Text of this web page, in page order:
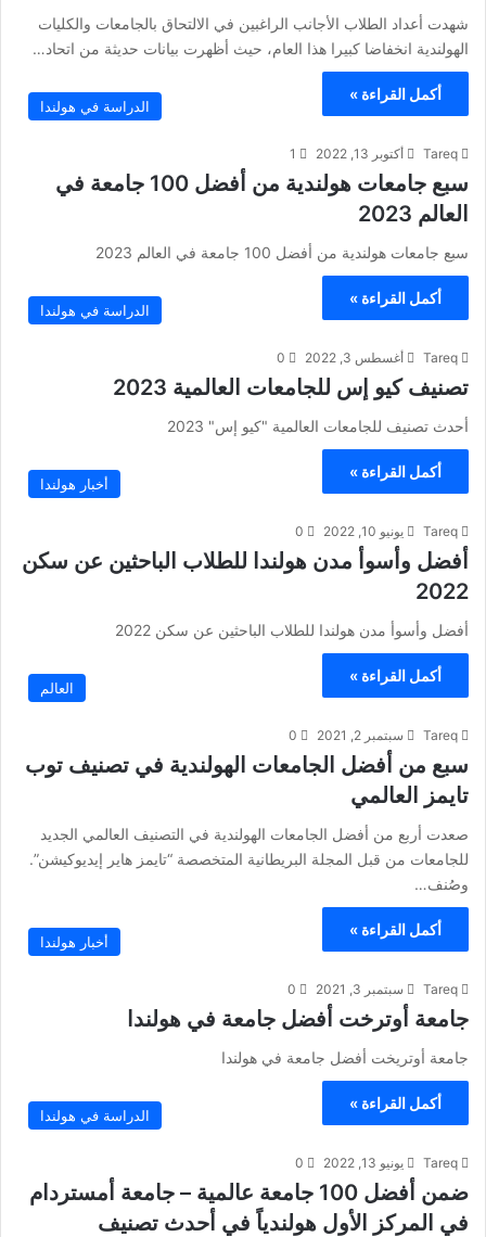
شهدت أعداد الطلاب الأجانب الراغبين في الالتحاق بالجامعات والكليات
الهولندية انخفاضا كبيرا هذا العام، حيث أظهرت بيانات حديثة من اتحاد…
أكمل القراءة »
الدراسة في هولندا
Tareq أكتوبر 13, 2022 1
سبع جامعات هولندية من أفضل 100 جامعة في
العالم 2023
سبع جامعات هولندية من أفضل 100 جامعة في العالم 2023
أكمل القراءة »
الدراسة في هولندا
Tareq أغسطس 3, 2022 0
تصنيف كيو إس للجامعات العالمية 2023
أحدث تصنيف للجامعات العالمية "كيو إس" 2023
أكمل القراءة »
أخبار هولندا
Tareq يونيو 10, 2022 0
أفضل وأسوأ مدن هولندا للطلاب الباحثين عن سكن
2022
أفضل وأسوأ مدن هولندا للطلاب الباحثين عن سكن 2022
أكمل القراءة »
العالم
Tareq سبتمبر 2, 2021 0
سبع من أفضل الجامعات الهولندية في تصنيف توب
تايمز العالمي
صعدت أربع من أفضل الجامعات الهولندية في التصنيف العالمي الجديد
للجامعات من قبل المجلة البريطانية المتخصصة “تايمز هاير إيديوكيشن”.
وصُنف…
أكمل القراءة »
أخبار هولندا
Tareq سبتمبر 3, 2021 0
جامعة أوترخت أفضل جامعة في هولندا
جامعة أوتريخت أفضل جامعة في هولندا
أكمل القراءة »
الدراسة في هولندا
Tareq يونيو 13, 2022 0
ضمن أفضل 100 جامعة عالمية – جامعة أمستردام
في المركز الأول هولندياً في أحدث تصنيف